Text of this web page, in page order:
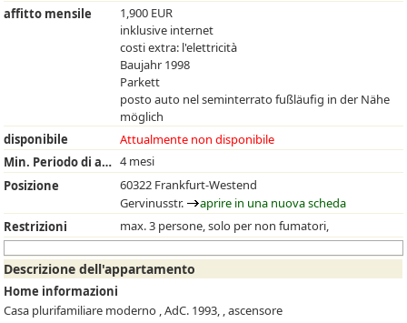
affitto mensile
1,900 EUR
inklusive internet
costi extra: l'elettricità
Baujahr 1998
Parkett
posto auto nel seminterrato fußläufig in der Nähe
möglich
disponibile
Attualmente non disponibile
Min. Periodo di affitto 4 mesi
Posizione
60322 Frankfurt-Westend
Gervinusstr.
aprire in una nuova scheda
Restrizioni
max. 3 persone, solo per non fumatori,
Descrizione dell'appartamento
Home informazioni
Casa plurifamiliare moderno , AdC. 1993, , ascensore